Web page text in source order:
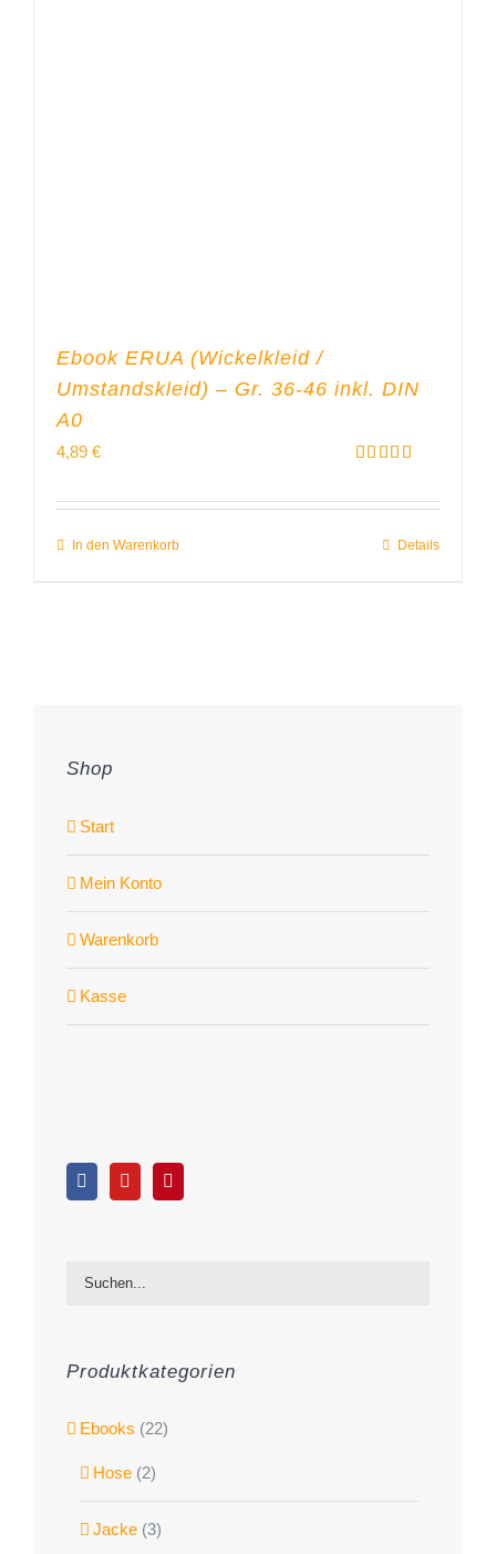
Ebook ERUA (Wickelkleid /
Umstandskleid) – Gr. 36-46 inkl. DIN
A0
von 5
4,89 €
In den Warenkorb Details
Shop
Start
Mein Konto
Warenkorb
Kasse
Produktkategorien
Ebooks (22)
Hose (2)
Jacke (3)